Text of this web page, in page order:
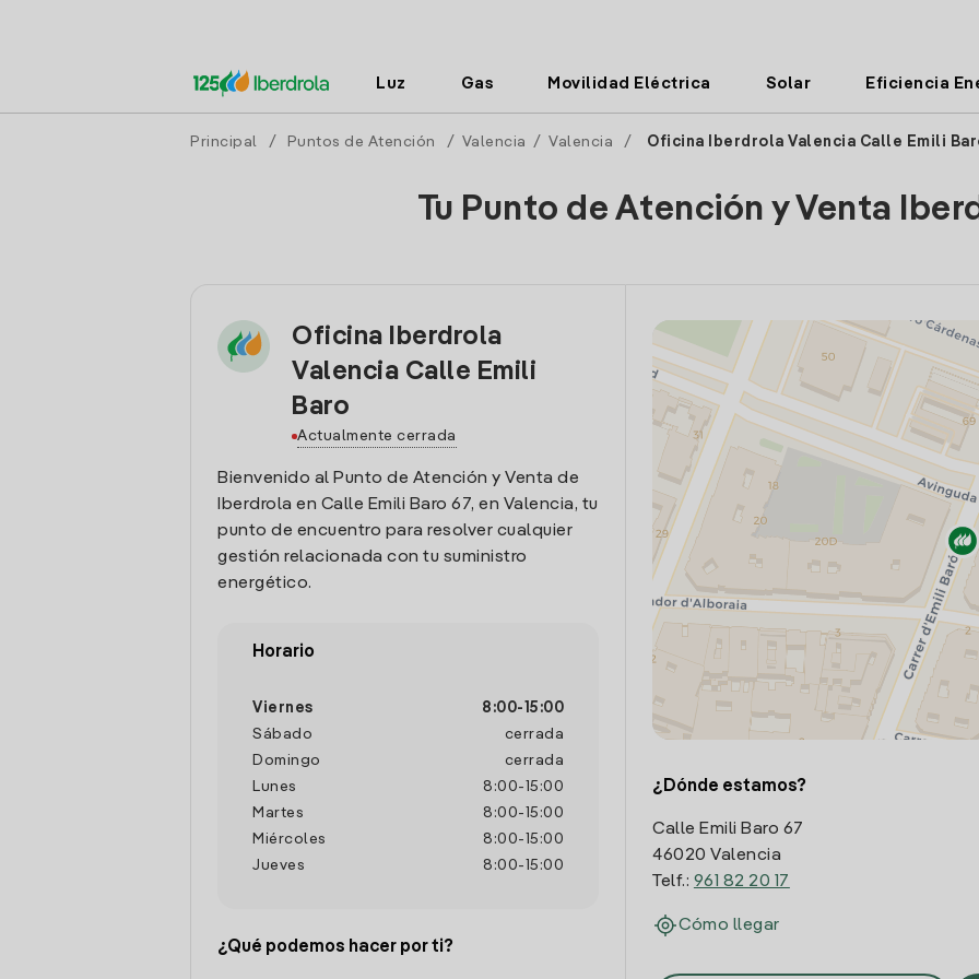
Luz Gas Movilidad Eléctrica Solar Eficiencia
Principal / Puntos de Atención / Valencia / Valencia / Oficina Iberdrola Valencia Calle Emili
Tu Punto de Atención y Venta
Oficina Iberdrola
Valencia Calle Emili
Baro
Actualmente cerrada
Bienvenido al Punto de Atención y Venta de
Iberdrola en Calle Emili Baro 67, en Valencia, tu
punto de encuentro para resolver cualquier
gestión relacionada con tu suministro
energético.
Horario
Viernes 8:00- 15:00
Sábado
cerrada
Domingo
cerrada
Lunes
8:00- 15:00
Martes
8:00- 15:00
Miércoles
8:00- 15:00
Jueves
8:00- 15:00
¿Qué podemos hacer por ti?
¿Dónde estamos?
Calle Emili Baro 67
46020 Valencia
Telf.: 961 82 20 17
Cómo llegar